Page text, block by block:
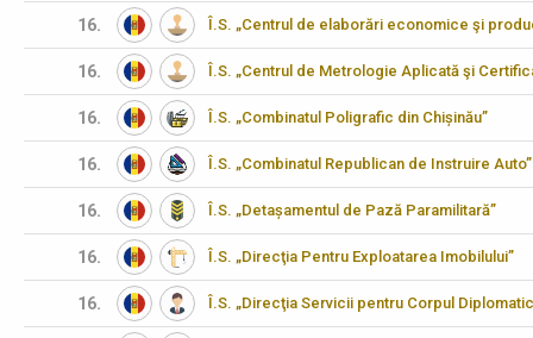
16. Î.S. „Centrul de elaborări economice şi
16. Î.S. „Centrul de Metrologie Aplicată şi
16. Î.S. „Combinatul Poligrafic din Chișinău”
16. Î.S. „Combinatul Republican de Instruire Auto”
16. Î.S. „Detașamentul de Pază Paramilitară”
16. Î.S. „Direcţia Pentru Exploatarea Imobilului”
16. Î.S. „Direcţia Servicii pentru Corpul